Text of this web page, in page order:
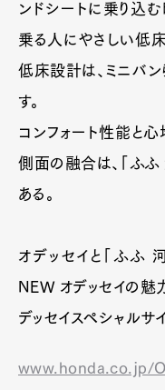
ンドシートに乗り込
乗る人にやさしい低
低床設計は、ミニバ
す。
コンフォート性能と
側面の融合は、「ふ
ある。
オデッセイと「ふ
NEW オデッセイの
デッセイスペシャルサ
www.honda.co.jp/